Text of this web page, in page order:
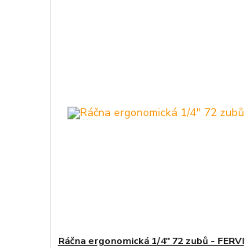
Ráčna ergonomická 1/4" 72 zubů - FERVI